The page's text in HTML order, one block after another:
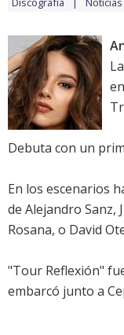
Debuta con un
En los escenarios
de Alejandro Sanz,
Rosana, o David
"Tour Reflexión"
embarcó junto a